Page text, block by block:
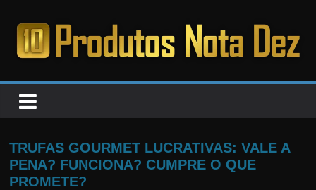
para
conteúdo
PRODUTOS
NOTA
DEZ
C
TRUFAS GOURMET LUCRATIVAS: VALE A
PENA? FUNCIONA? CUMPRE O QUE
PROMETE?